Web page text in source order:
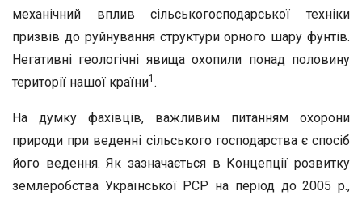
механічний вплив сільськогосподарської техніки
призвів до руйнування структури орного шару фунтів.
Негативні геологіч­ні явища охопили понад половину
території нашої країни1 .
На думку фахівців, важливим питанням охорони
природи при веденні сільського господарства є спосіб
його ведення. Як зазнача­ється в Концепції розвитку
землеробства Української PCP на пері­од до 2005 p.,